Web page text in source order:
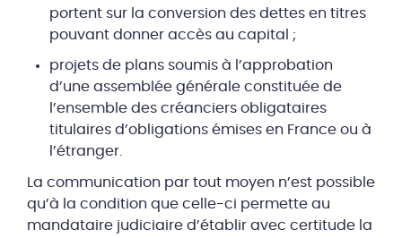
portent sur la conversion des dettes en titres
pouvant donner accès au capital ;
projets de plans soumis à l’approbation
d’une assemblée générale constituée de
l’ensemble des créanciers obligataires
titulaires d’obligations émises en France ou à
l’étranger.
La communication par tout moyen n’est possible
qu’à la condition que celle-ci permette au
mandataire judiciaire d’établir avec certitude la